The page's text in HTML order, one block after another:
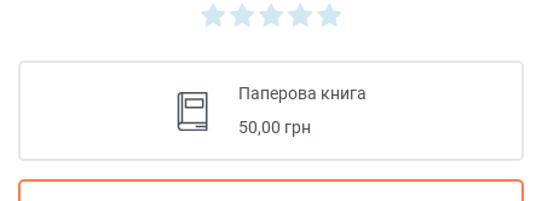
Паперова книга
50,00 грн